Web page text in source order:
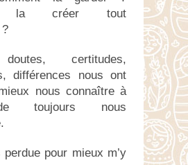
je la créer tout
certitudes,
différences nous ont
nous connaître à
toujours nous
perdue pour mieux m’y